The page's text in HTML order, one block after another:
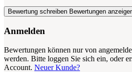
Bewertung schreiben Bewertungen
Anmelden
Bewertungen können nur von
werden. Bitte loggen Sie sich ein, oder
Account. Neuer Kunde?